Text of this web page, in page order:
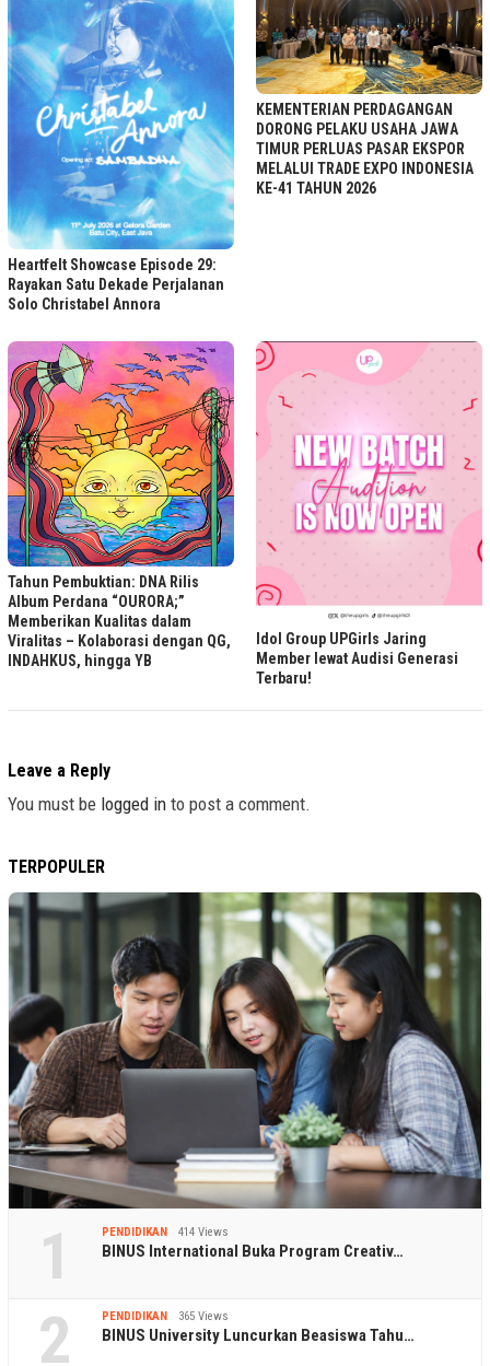
Heartfelt Showcase Episode 29:
Rayakan Satu Dekade Perjalanan
Solo Christabel Annora
KEMENTERIAN PERDAGANGAN
DORONG PELAKU USAHA JAWA
TIMUR PERLUAS PASAR EKSPOR
MELALUI TRADE EXPO INDONESIA
KE-41 TAHUN 2026
Tahun Pembuktian: DNA Rilis
Album Perdana “OURORA;”
Memberikan Kualitas dalam
Viralitas – Kolaborasi dengan QG,
INDAHKUS, hingga YB
Idol Group UPGirls Jaring
Member lewat Audisi Generasi
Terbaru!
Leave a Reply
You must be logged in to post a comment.
TERPOPULER
1 PENDIDIKAN 414 Views
BINUS International Buka Program Creativ…
2 PENDIDIKAN 365 Views
BINUS University Luncurkan Beasiswa Tahu…